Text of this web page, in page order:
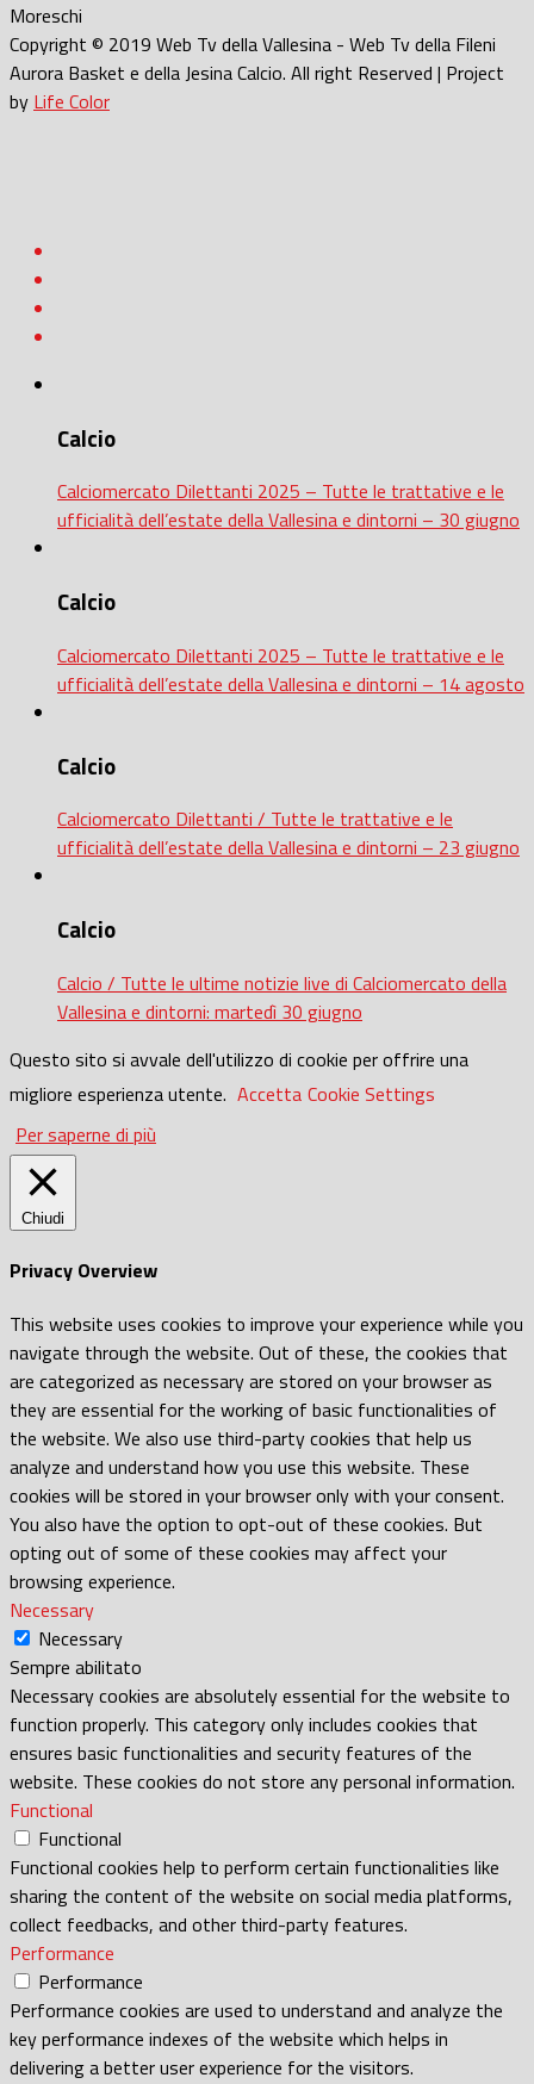
Moreschi
Copyright © 2019 Web Tv della Vallesina - Web Tv della Fileni
Aurora Basket e della Jesina Calcio. All right Reserved | Project
by Life Color
Calcio
Calciomercato Dilettanti 2025 – Tutte le trattative e le
ufficialità dell’estate della Vallesina e dintorni – 30 giugno
Calcio
Calciomercato Dilettanti 2025 – Tutte le trattative e le
ufficialità dell’estate della Vallesina e dintorni – 14 agosto
Calcio
Calciomercato Dilettanti / Tutte le trattative e le
ufficialità dell’estate della Vallesina e dintorni – 23 giugno
Calcio
Calcio / Tutte le ultime notizie live di Calciomercato della
Vallesina e dintorni: martedì 30 giugno
Questo sito si avvale dell'utilizzo di cookie per offrire una
migliore esperienza utente. Accetta Cookie Settings
Per saperne di più
Chiudi
Privacy Overview
This website uses cookies to improve your experience while you
navigate through the website. Out of these, the cookies that
are categorized as necessary are stored on your browser as
they are essential for the working of basic functionalities of
the website. We also use third-party cookies that help us
analyze and understand how you use this website. These
cookies will be stored in your browser only with your consent.
You also have the option to opt-out of these cookies. But
opting out of some of these cookies may affect your
browsing experience.
Necessary
Necessary
Sempre abilitato
Necessary cookies are absolutely essential for the website to
function properly. This category only includes cookies that
ensures basic functionalities and security features of the
website. These cookies do not store any personal information.
Functional
Functional
Functional cookies help to perform certain functionalities like
sharing the content of the website on social media platforms,
collect feedbacks, and other third-party features.
Performance
Performance
Performance cookies are used to understand and analyze the
key performance indexes of the website which helps in
delivering a better user experience for the visitors.